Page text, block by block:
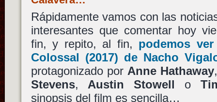
Rápidamente vamos con las
interesantes que comentar hoy
fin, y repito, al fin, podemos
Colossal (2017) de Nacho
protagonizado por Anne Hathaway
Stevens, Austin Stowell o
sinopsis del film es sencilla…